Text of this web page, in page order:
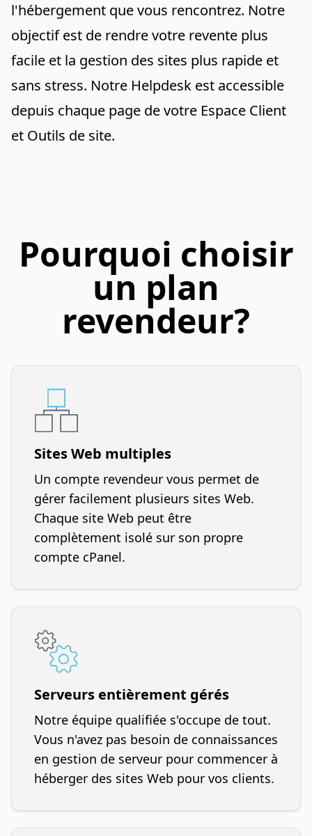
l'hébergement que vous rencontrez. Notre
objectif est de rendre votre revente plus
facile et la gestion des sites plus rapide et
sans stress. Notre Helpdesk est accessible
depuis chaque page de votre Espace Client
et Outils de site.
Pourquoi choisir
un plan
revendeur?
Sites Web multiples
Un compte revendeur vous permet de
gérer facilement plusieurs sites Web.
Chaque site Web peut être
complètement isolé sur son propre
compte cPanel.
Serveurs entièrement gérés
Notre équipe qualifiée s'occupe de tout.
Vous n'avez pas besoin de connaissances
en gestion de serveur pour commencer à
héberger des sites Web pour vos clients.